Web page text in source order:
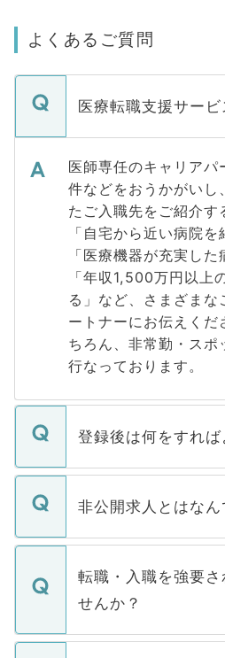
よくあるご質問
医療転職支援サービ
医師専任のキャリアパ
件などをおうかがいし
たご入職先をご紹介す
「自宅から近い病院を
「医療機器が充実した
「年収1,500万円以上
る」など、さまざま
ートナーにお伝えくだ
ちろん、非常勤・スポ
行なっております。
登録後は何をすれ
ご登録いただきました
登録内容を確認し、そ
ます。通常、5営業日
いただきますので、し
い。
非公開求人とはなん
マイナビDOCTORで
うち約3割は、Webサ
けない「非公開求人」
下記の理由によって、
ません。
転職・入職を強要
せんか？
転職・入職を強要する